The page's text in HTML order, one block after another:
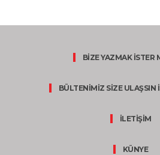
BİZE YAZMAK İSTER
BÜLTENİMİZ SİZE ULAŞSIN
İLETİŞİM
KÜNYE